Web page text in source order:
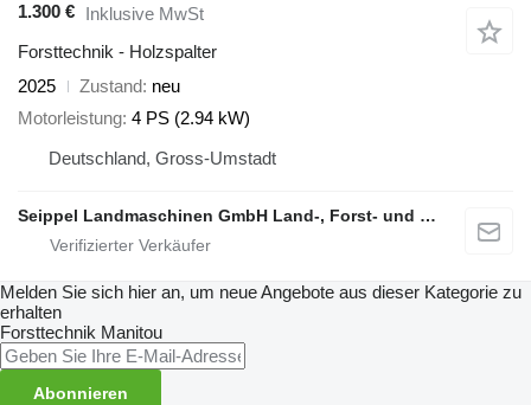
1.300 € Inklusive MwSt
Forsttechnik - Holzspalter
2025
Zustand neu
Motorleistung 4 PS (2.94 kW)
Deutschland, Gross-Umstadt
Seippel Landmaschinen GmbH Land-, Forst- und Gartentechnik
Melden Sie sich hier an, um neue Angebote aus dieser Kategorie zu
erhalten
Forsttechnik Manitou
Abonnieren